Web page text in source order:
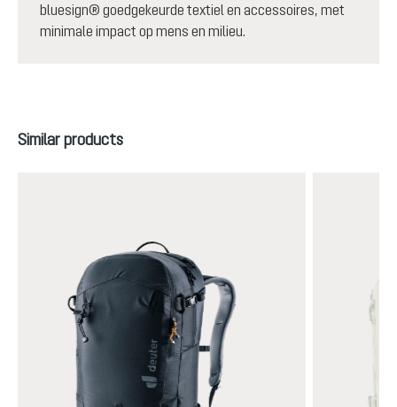
bluesign® goedgekeurde textiel en accessoires, met
minimale impact op mens en milieu.
Productgalerij overslaan
Similar products